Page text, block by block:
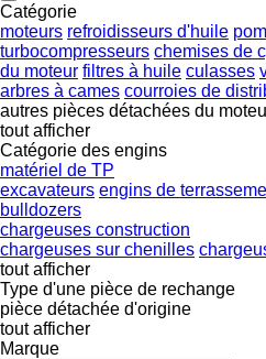
Catégorie
moteurs refroidisseurs d'huile
turbocompresseurs chemises de
du moteur filtres à huile culasses
arbres à cames courroies de
autres pièces détachées du
tout afficher
Catégorie des engins
matériel de TP
excavateurs engins de
bulldozers
chargeuses construction
chargeuses sur chenilles
tout afficher
Type d'une pièce de rechange
pièce détachée d'origine
tout afficher
Marque